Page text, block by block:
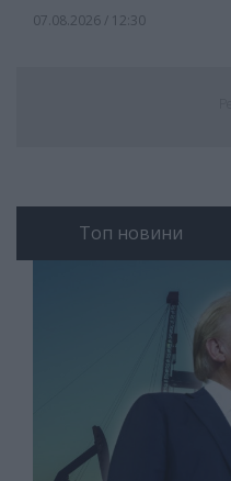
07.08.2026 / 12:30
Топ новини